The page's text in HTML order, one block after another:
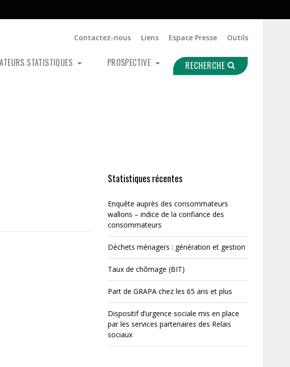
Contactez-nous Liens Espace Presse Outils
STATISTIQUES PROSPECTIVE RECHERCHE
Statistiques récentes
Enquête auprès des consommateurs
wallons – indice de la confiance des
consommateurs
Déchets ménagers : génération et gestion
Taux de chômage (BIT)
Part de GRAPA chez les 65 ans et plus
Dispositif d’urgence sociale mis en place
par les services partenaires des Relais
sociaux